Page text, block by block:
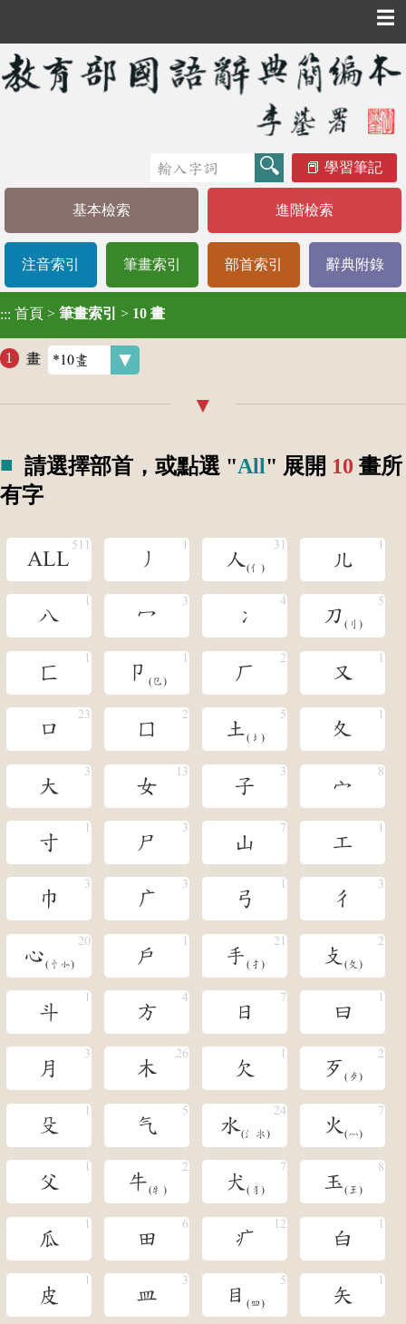
☰
學習筆記
基本檢索 進階檢索
注音索引 筆畫索引 部首索引 辭典附錄
::: 首頁 > 筆畫索引 > 10 畫
畫
請選擇部首，或點選 "All" 展開 10 畫所
有字
ALL 丿 人(亻) 儿
八 冖 冫 刀 (刂)
匚 卩 (㔾) 厂 又
口 囗 土(󶁣) 夊
大 女 子 宀
寸 尸 山 工
巾 广 弓 彳
心(忄󺯺) 戶 手 (扌) 攴 (攵)
斗 方 日 曰
月 木 欠 歹 (歺)
殳 气 水(氵氺) 火 (灬)
父 牛(牜) 犬 (犭) 玉(𤣩)
瓜 田 疒 白
皮 皿 目 (罒) 矢